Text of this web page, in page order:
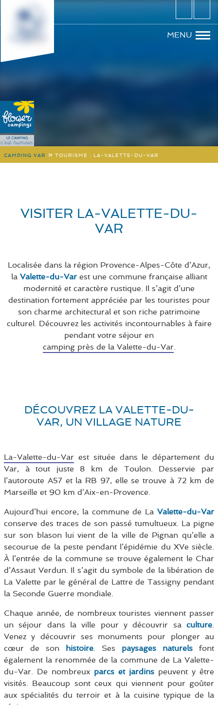
CAMPING VAR » TOURISME : LA-VALETTE-DU-VAR
VISITER LA-VALETTE-DU-
VAR
Localisée dans la région Provence-Alpes-Côte d’Azur,
la Valette-du-Varest une commune française alliant
modernité et caractère rustique. Il s’agit d’une
destination fortement appréciée par les touristes pour
son charme architectural et son riche patrimoine
culturel. Découvrez les activités incontournables à faire
pendant votre séjour en
camping près de la Valette-du-Var.
DÉCOUVREZ LA VALETTE-DU-
VAR, UN VILLAGE NATURE
La-Valette-du-Var est située dans le département du
Var, à tout juste 8 km de Toulon. Desservie par
l’autoroute A57 et la RB 97, elle se trouve à 72 km de
Marseille et 90 km d’Aix-en-Provence.
Aujourd’hui encore, la commune de La Valette-du-Var
conserve des traces de son passé tumultueux. La pigne
sur son blason lui vient de la ville de Pignan qu’elle a
secourue de la peste pendant l’épidémie du XVe siècle.
À l’entrée de la commune se trouve également le Char
d’Assaut Verdun. Il s’agit du symbole de la libération de
La Valette par le général de Lattre de Tassigny pendant
la Seconde Guerre mondiale.
Chaque année, de nombreux touristes viennent passer
un séjour dans la ville pour y découvrir sa culture.
Venez y découvrir ses monuments pour plonger au
cœur de son histoire. Ses paysages naturels font
également la renommée de la commune de La Valette-
du-Var. De nombreux parcs et jardins peuvent y être
visités. Beaucoup sont ceux qui viennent pour goûter
aux spécialités du terroir et à la cuisine typique de la